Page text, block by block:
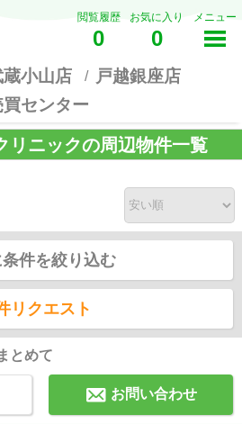
閲覧履歴
0
お気に入り
0
メニュー
蔵小山店
戸越銀座店
買センター
リニックの周辺物件一覧
条件を絞り込む
リクエスト
とめて
お問い合わせ